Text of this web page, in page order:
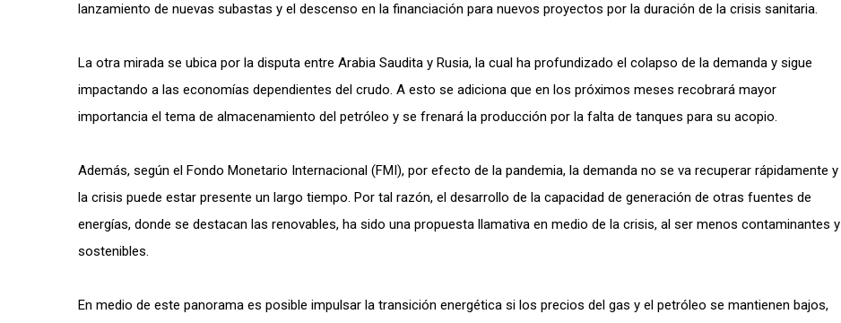
lanzamiento de nuevas subastas y el descenso en la financiación para nuevos proyectos por la duración de la crisis sanitaria.
La otra mirada se ubica por la disputa entre Arabia Saudita y Rusia, la cual ha profundizado el colapso de la demanda y sigue
impactando a las economías dependientes del crudo. A esto se adiciona que en los próximos meses recobrará mayor
importancia el tema de almacenamiento del petróleo y se frenará la producción por la falta de tanques para su acopio.
Además, según el Fondo Monetario Internacional (FMI), por efecto de la pandemia, la demanda no se va recuperar rápidamente y
la crisis puede estar presente un largo tiempo. Por tal razón, el desarrollo de la capacidad de generación de otras fuentes de
energías, donde se destacan las renovables, ha sido una propuesta llamativa en medio de la crisis, al ser menos contaminantes y
sostenibles.
En medio de este panorama es posible impulsar la transición energética si los precios del gas y el petróleo se mantienen bajos,